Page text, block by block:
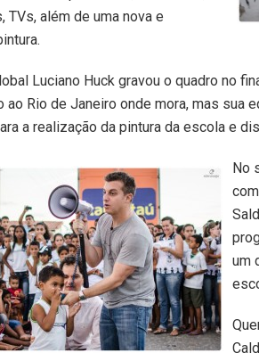
TVs, além de uma nova e
Luciano Huck gravou o quadro no
ao Rio de Janeiro onde mora, mas sua
a realização da pintura da escola e
No
um